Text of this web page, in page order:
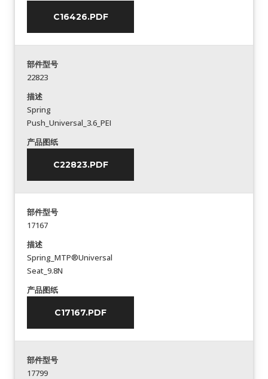
C16426.PDF
部件型号
22823
描述
Spring
Push_Universal_3.6_PEI
产品图纸
C22823.PDF
部件型号
17167
描述
Spring_MTP®Universal
Seat_9.8N
产品图纸
C17167.PDF
部件型号
17799